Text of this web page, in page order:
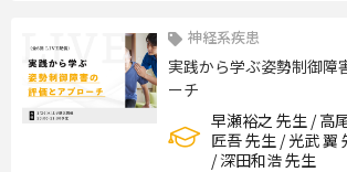
神経系疾患
実践から学ぶ姿勢制御障
ーチ
早瀬裕之 先生 / 高
匠吾 先生 / 光武 翼
/ 深田和浩 先生